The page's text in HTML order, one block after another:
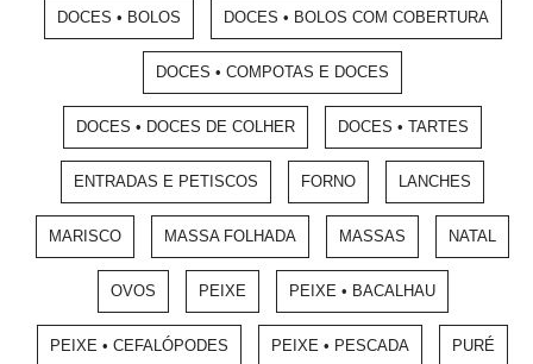
DOCES • BOLOS DOCES • BOLOS COM COBERTURA
DOCES • COMPOTAS E DOCES
DOCES • DOCES DE COLHER DOCES • TARTES
ENTRADAS E PETISCOS FORNO LANCHES
MARISCO MASSA FOLHADA MASSAS NATAL
OVOS PEIXE PEIXE • BACALHAU
PEIXE • CEFALÓPODES PEIXE • PESCADA PURÉ